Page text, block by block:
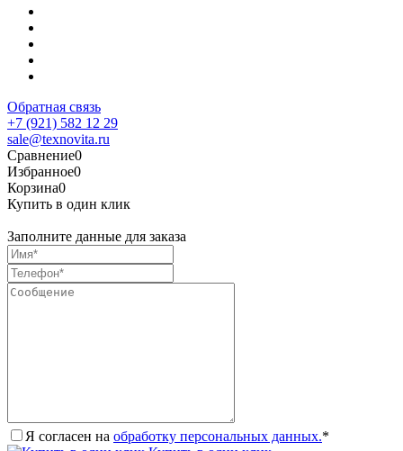
Обратная связь
+7 (921) 582 12 29
sale@texnovita.ru
Сравнение0
Избранное0
Корзина0
Купить в один клик
Заполните данные для заказа
Я согласен на обработку персональных данных.*